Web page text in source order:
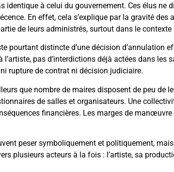
identique à celui du gouvernement. Ces élus
En effet, cela s’explique par la gravité
de leurs administrés, surtout dans le
pourtant distincte d’une décision d’annulation
l’artiste, pas d’interdictions déjà actées dans
rupture de contrat ni décision judiciaire.
que nombre de maires disposent de peu
de salles et organisateurs. Une
financières. Les marges de
peser symboliquement et politiquement,
plusieurs acteurs à la fois : l’artiste, sa